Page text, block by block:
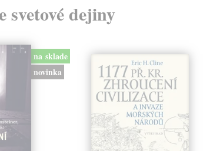
svetové dejiny
na sklade
novinka